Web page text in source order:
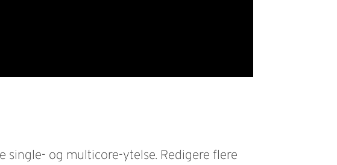
single- og multicore-ytelse. Redigere flere